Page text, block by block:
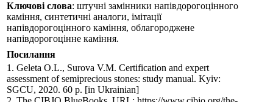
Ключові слова: штучні замінники напівдорогоцінного
каміння, синтетичні аналоги, імітації
напівдорогоцінного каміння, облагороджене
напівдорогоцінне каміння.
Посилання
1. Geleta O.L., Surova V.M. Certification and expert
assessment of semi­precious stones: study manual. Kyiv:
SGCU, 2020. 60 p. [in Ukrainian]